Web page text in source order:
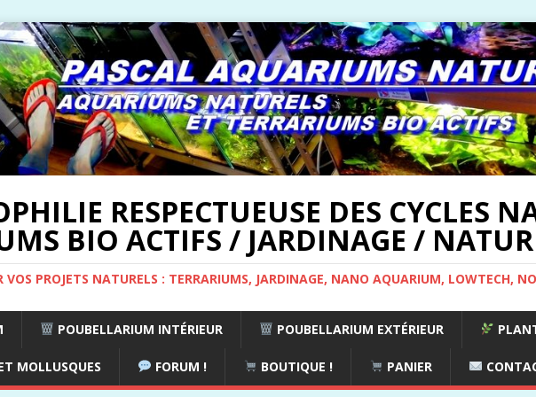
RESPECTUEUSE DES CYCLES
BIO ACTIFS / JARDINAGE /
VOS PROJETS NATURELS : TERRARIUMS, JARDINAGE, NANO AQUARIUM, LOWTECH,
POUBELLARIUM INTÉRIEUR POUBELLARIUM EXTÉRIEUR
MOLLUSQUES FORUM ! BOUTIQUE ! PANIER